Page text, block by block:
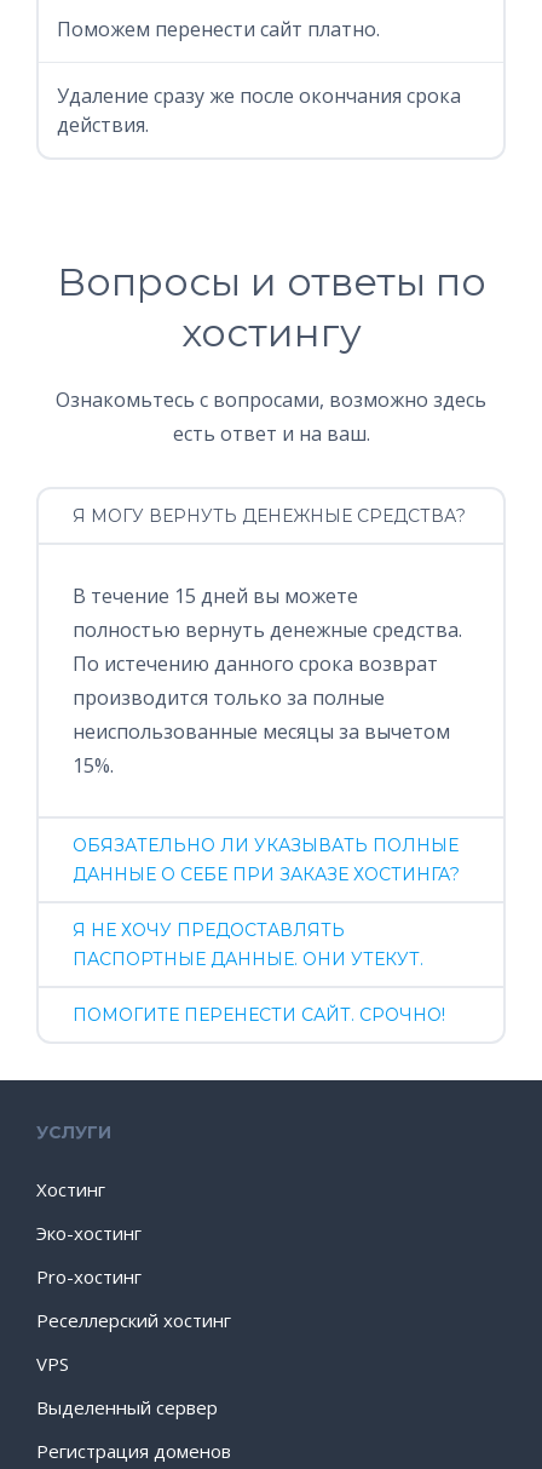
Поможем перенести сайт платно.
Удаление сразу же после окончания срока
действия.
Вопросы и ответы по
хостингу
Ознакомьтесь с вопросами, возможно здесь
есть ответ и на ваш.
Я МОГУ ВЕРНУТЬ ДЕНЕЖНЫЕ СРЕДСТВА?
В течение 15 дней вы можете
полностью вернуть денежные средства.
По истечению данного срока возврат
производится только за полные
неиспользованные месяцы за вычетом
15%.
ОБЯЗАТЕЛЬНО ЛИ УКАЗЫВАТЬ ПОЛНЫЕ
ДАННЫЕ О СЕБЕ ПРИ ЗАКАЗЕ ХОСТИНГА?
Я НЕ ХОЧУ ПРЕДОСТАВЛЯТЬ
ПАСПОРТНЫЕ ДАННЫЕ. ОНИ УТЕКУТ.
ПОМОГИТЕ ПЕРЕНЕСТИ САЙТ. СРОЧНО!
УСЛУГИ
Хостинг
Эко-хостинг
Pro-хостинг
Реселлерский хостинг
VPS
Выделенный сервер
Регистрация доменов